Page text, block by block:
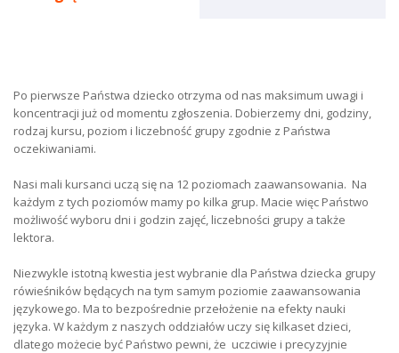
Po pierwsze Państwa dziecko otrzyma od nas maksimum uwagi i
koncentracji już od momentu zgłoszenia. Dobierzemy dni, godziny,
rodzaj kursu, poziom i liczebność grupy zgodnie z Państwa
oczekiwaniami.
Nasi mali kursanci uczą się na 12 poziomach zaawansowania. Na
każdym z tych poziomów mamy po kilka grup. Macie więc Państwo
możliwość wyboru dni i godzin zajęć, liczebności grupy a także
lektora.
Niezwykle istotną kwestia jest wybranie dla Państwa dziecka grupy
rówieśników będących na tym samym poziomie zaawansowania
językowego. Ma to bezpośrednie przełożenie na efekty nauki
języka. W każdym z naszych oddziałów uczy się kilkaset dzieci,
dlatego możecie być Państwo pewni, że uczciwie i precyzyjnie